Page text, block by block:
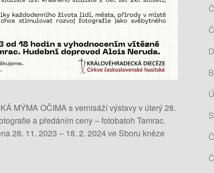
MÝMA OČIMA s vernisáží výstavy v úterý 28.
a předáním ceny – fotobatoh Tamrac.
28. 11. 2023 – 18. 2. 2024 ve Sboru kněze